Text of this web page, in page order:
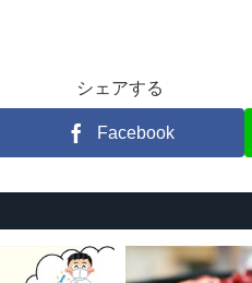
シェアする
Facebook